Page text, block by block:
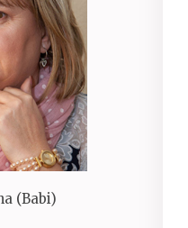
(Babi)